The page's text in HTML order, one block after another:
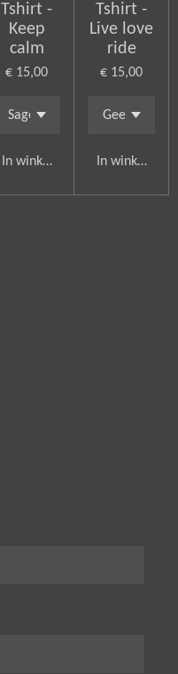
Tshirt -
Keep
calm
€ 15,00
In winkelwagen
Tshirt -
Live love
ride
€ 15,00
In